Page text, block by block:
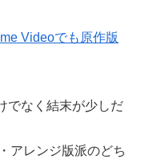
Videoでも原作版
でなく結末が少しだ
アレンジ版派のどち